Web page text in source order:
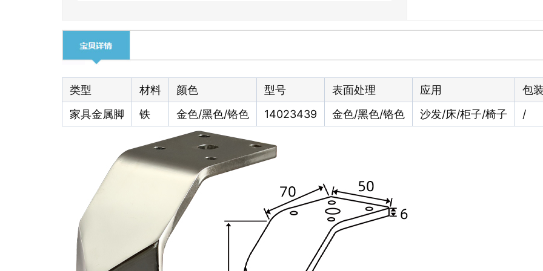
类型 材料 颜色 型号 表面处理 应用
包
家具金属脚
铁 金色/黑色/铬色 14023439 金色/黑色/铬色 沙发/床/柜子/椅子 /